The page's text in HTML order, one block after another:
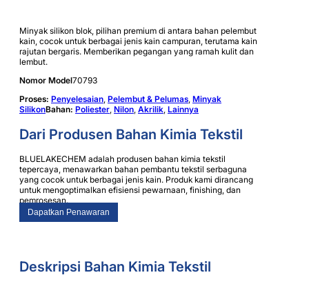
Minyak silikon blok, pilihan premium di antara bahan pelembut
kain, cocok untuk berbagai jenis kain campuran, terutama kain
rajutan bergaris. Memberikan pegangan yang ramah kulit dan
lembut.
Nomor Model70793
Proses: Penyelesaian, Pelembut & Pelumas, Minyak
SilikonBahan: Poliester, Nilon, Akrilik, Lainnya
Dari Produsen Bahan Kimia Tekstil
BLUELAKECHEM adalah produsen bahan kimia tekstil
tepercaya, menawarkan bahan pembantu tekstil serbaguna
yang cocok untuk berbagai jenis kain. Produk kami dirancang
untuk mengoptimalkan efisiensi pewarnaan, finishing, dan
pemrosesan.
Dapatkan Penawaran
Deskripsi Bahan Kimia Tekstil